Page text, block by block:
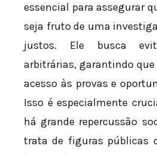
essencial para assegurar
seja fruto de uma
justos. Ele busca
arbitrárias, garantindo
acesso às provas e
Isso é especialmente
há grande repercussão
trata de figuras públicas